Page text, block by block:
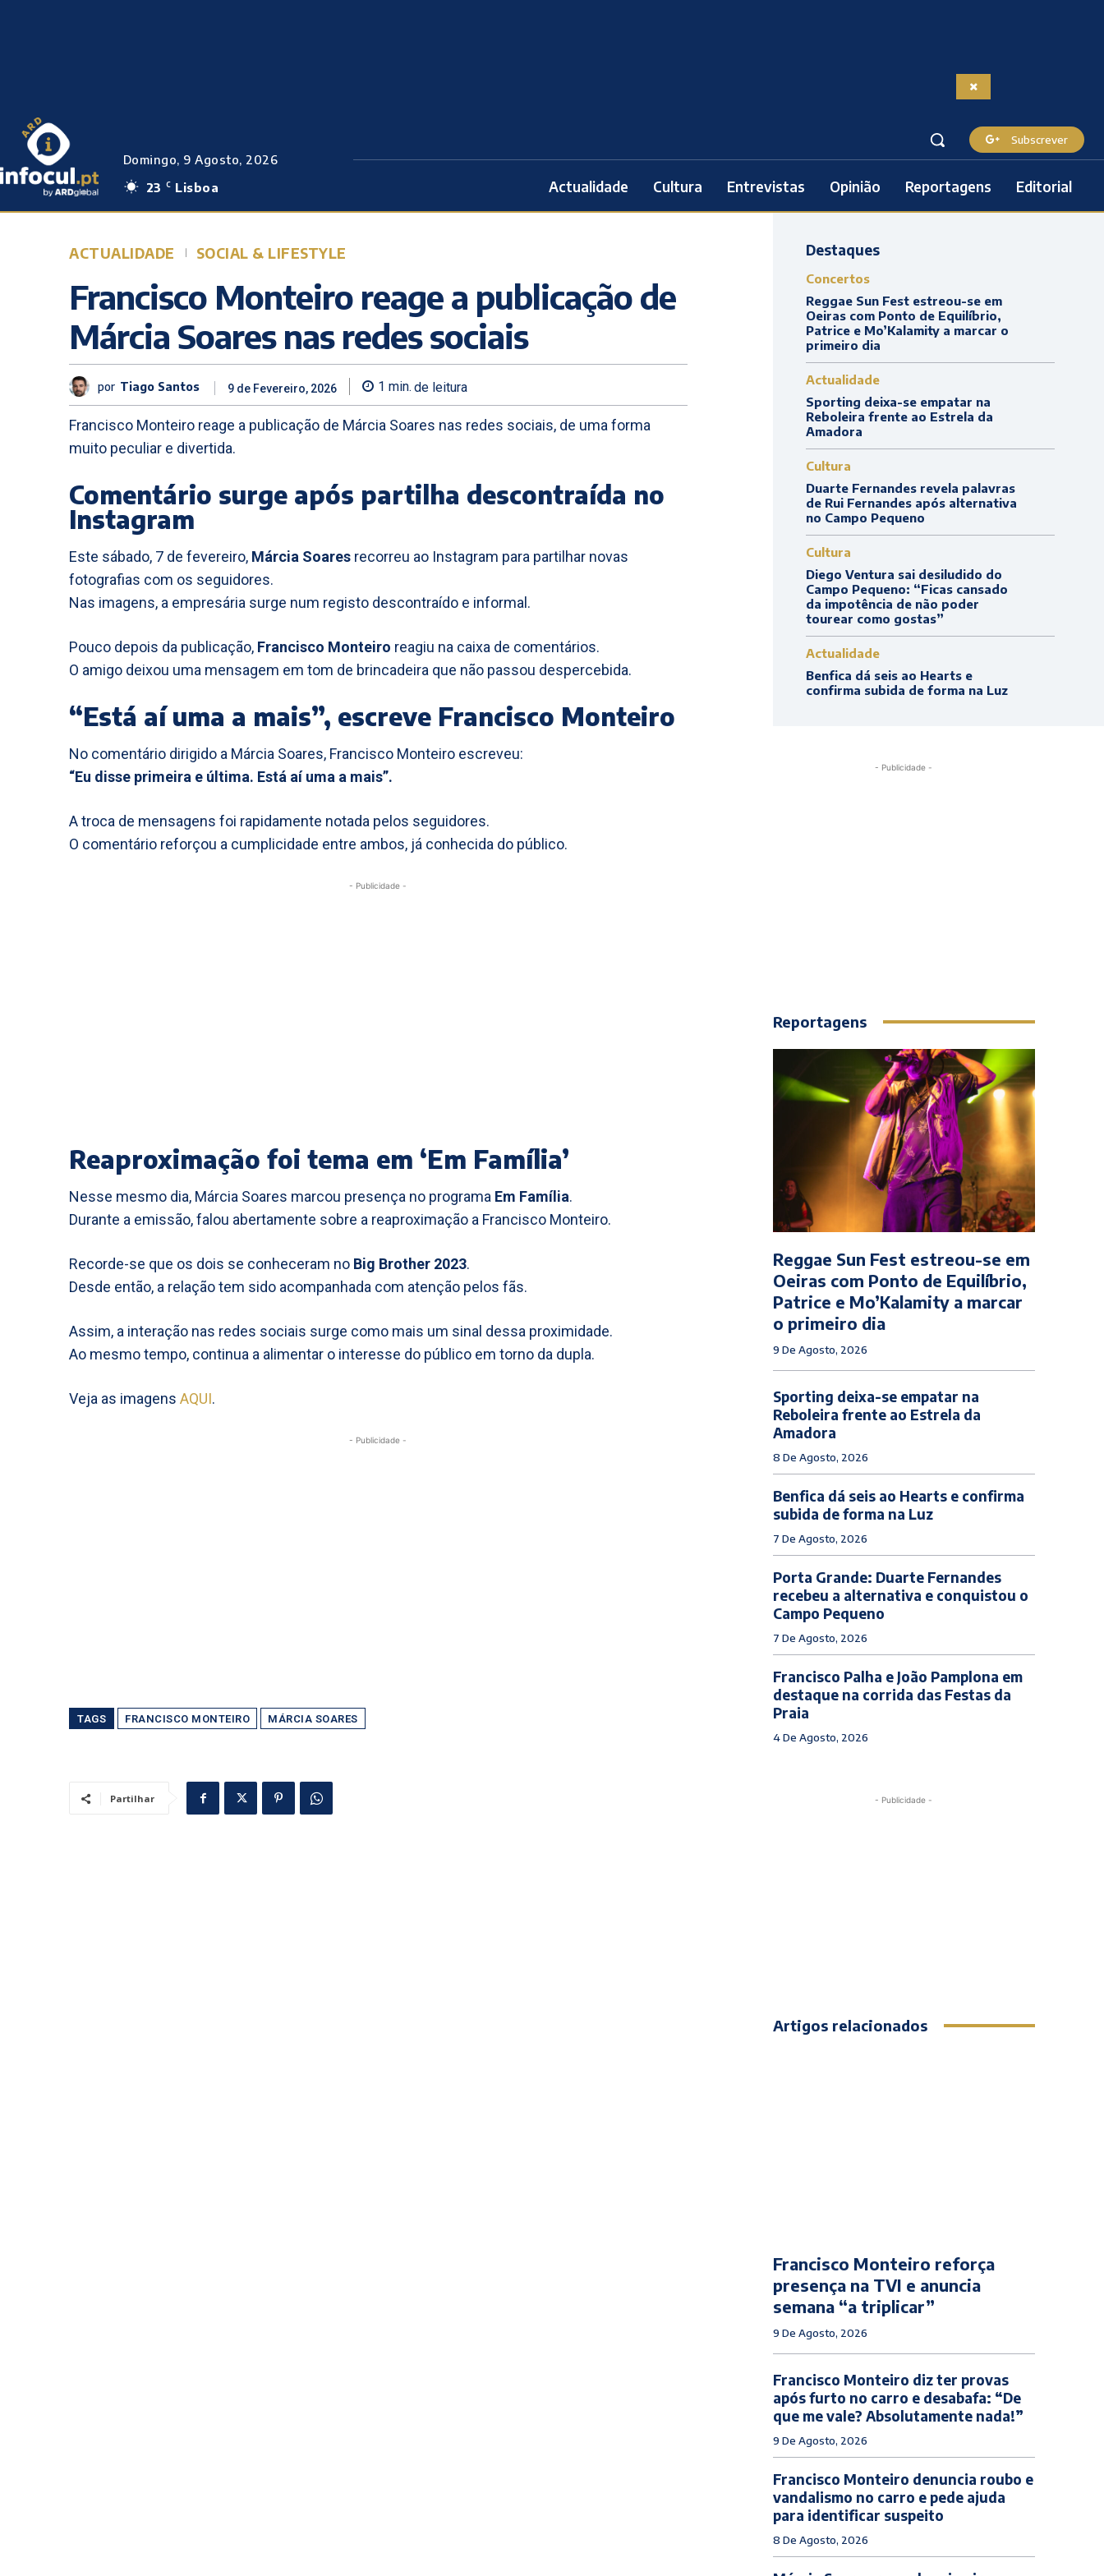
Domingo, 9 Agosto, 2026
23
C Lisboa
Subscrever
Actualidade Cultura Entrevistas Opinião Reportagens Editorial
ACTUALIDADE SOCIAL & LIFESTYLE
Francisco Monteiro reage a publicação de
Márcia Soares nas redes sociais
por Tiago Santos 9 de Fevereiro, 2026 1 min. de leitura
Francisco Monteiro reage a publicação de Márcia Soares nas redes sociais, de uma forma
muito peculiar e divertida.
Comentário surge após partilha descontraída no
Instagram
Este sábado, 7 de fevereiro, Márcia Soares recorreu ao Instagram para partilhar novas
fotografias com os seguidores.
Nas imagens, a empresária surge num registo descontraído e informal.
Pouco depois da publicação, Francisco Monteiro reagiu na caixa de comentários.
O amigo deixou uma mensagem em tom de brincadeira que não passou despercebida.
“Está aí uma a mais”, escreve Francisco Monteiro
No comentário dirigido a Márcia Soares, Francisco Monteiro escreveu:
“Eu disse primeira e última. Está aí uma a mais”.
A troca de mensagens foi rapidamente notada pelos seguidores.
O comentário reforçou a cumplicidade entre ambos, já conhecida do público.
- Publicidade -
Reaproximação foi tema em ‘Em Família’
Nesse mesmo dia, Márcia Soares marcou presença no programa Em Família.
Durante a emissão, falou abertamente sobre a reaproximação a Francisco Monteiro.
Recorde-se que os dois se conheceram no Big Brother 2023.
Desde então, a relação tem sido acompanhada com atenção pelos fãs.
Assim, a interação nas redes sociais surge como mais um sinal dessa proximidade.
Ao mesmo tempo, continua a alimentar o interesse do público em torno da dupla.
Veja as imagens AQUI.
- Publicidade -
TAGS FRANCISCO MONTEIRO MÁRCIA SOARES
Partilhar
Destaques
Concertos
Reggae Sun Fest estreou-se em
Oeiras com Ponto de Equilíbrio,
Patrice e Mo’Kalamity a marcar o
primeiro dia
Actualidade
Sporting deixa-se empatar na
Reboleira frente ao Estrela da
Amadora
Cultura
Duarte Fernandes revela palavras
de Rui Fernandes após alternativa
no Campo Pequeno
Cultura
Diego Ventura sai desiludido do
Campo Pequeno: “Ficas cansado
da impotência de não poder
tourear como gostas”
Actualidade
Benfica dá seis ao Hearts e
confirma subida de forma na Luz
- Publicidade -
Reportagens
Reggae Sun Fest estreou-se em
Oeiras com Ponto de Equilíbrio,
Patrice e Mo’Kalamity a marcar
o primeiro dia
9 De Agosto, 2026
Sporting deixa-se empatar na
Reboleira frente ao Estrela da
Amadora
8 De Agosto, 2026
Benfica dá seis ao Hearts e confirma
subida de forma na Luz
7 De Agosto, 2026
Porta Grande: Duarte Fernandes
recebeu a alternativa e conquistou o
Campo Pequeno
7 De Agosto, 2026
Francisco Palha e João Pamplona em
destaque na corrida das Festas da
Praia
4 De Agosto, 2026
- Publicidade -
Artigos relacionados
Francisco Monteiro reforça
presença na TVI e anuncia
semana “a triplicar”
9 De Agosto, 2026
Francisco Monteiro diz ter provas
após furto no carro e desabafa: “De
que me vale? Absolutamente nada!”
9 De Agosto, 2026
Francisco Monteiro denuncia roubo e
vandalismo no carro e pede ajuda
para identificar suspeito
8 De Agosto, 2026